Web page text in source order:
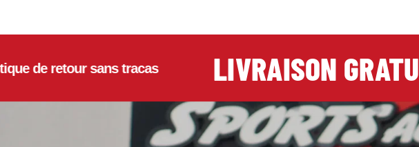
retour sans tracas LIVRAISON